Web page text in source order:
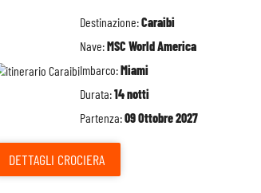
Destinazione:Caraibi
Nave:MSC World America
Imbarco:Miami
Durata:14 notti
Partenza:09 Ottobre 2027
DETTAGLI CROCIERA